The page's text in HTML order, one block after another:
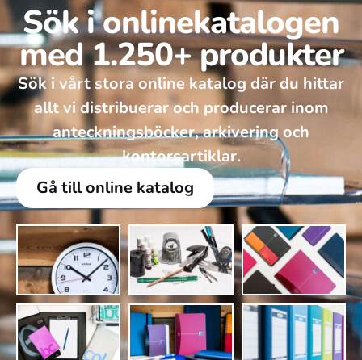
Sök i onlinekatalogen
med 1.250+ produkter
Sök i vårt stora online katalog där du hittar
allt vi distribuerar och producerar inom
anteckningsböcker, arkivering och
kontorsartiklar.
Gå till online katalog